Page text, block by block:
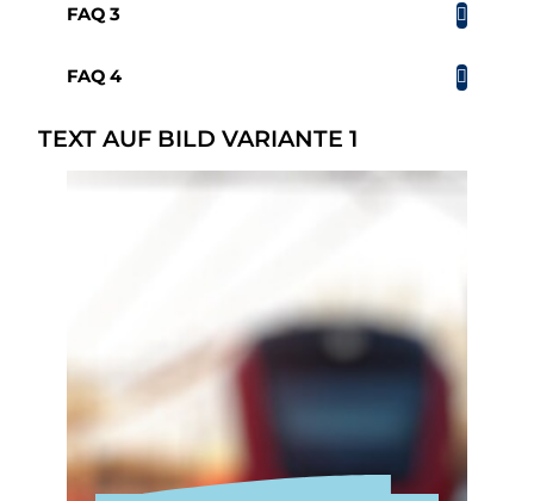
FAQ 3
FAQ 4
TEXT AUF BILD VARIANTE 1